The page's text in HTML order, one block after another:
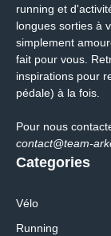
running et
longues sorties à
simplement
fait pour vous.
inspirations pour
pédale) à la fois.
Pour nous
contact@team-
Categories
Vélo
Running